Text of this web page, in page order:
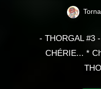
- THORGAL #3
CHÉRIE... *